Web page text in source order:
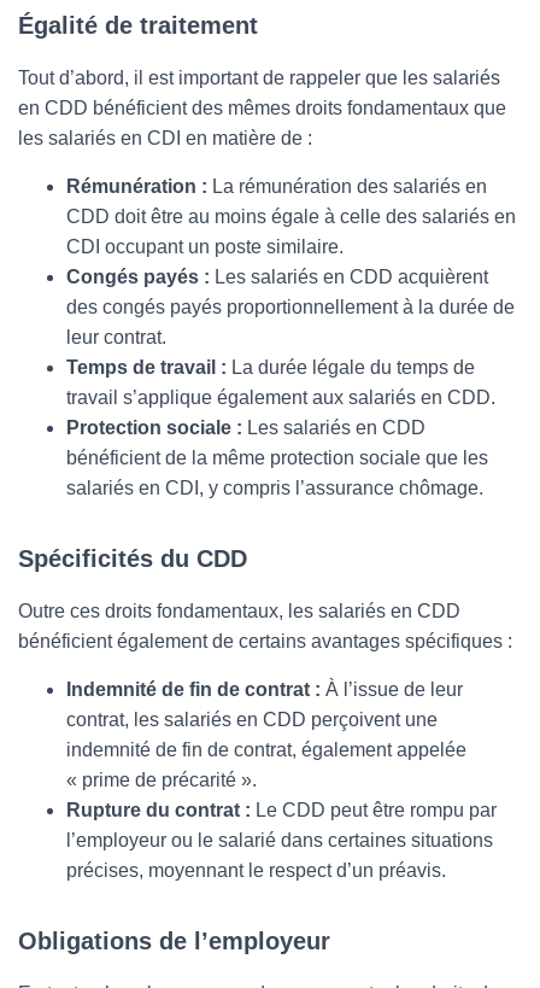
Égalité de traitement
Tout d’abord, il est important de rappeler que les salariés
en CDD bénéficient des mêmes droits fondamentaux que
les salariés en CDI en matière de :
Rémunération : La rémunération des salariés en
CDD doit être au moins égale à celle des salariés en
CDI occupant un poste similaire.
Congés payés : Les salariés en CDD acquièrent
des congés payés proportionnellement à la durée de
leur contrat.
Temps de travail : La durée légale du temps de
travail s’applique également aux salariés en CDD.
Protection sociale : Les salariés en CDD
bénéficient de la même protection sociale que les
salariés en CDI, y compris l’assurance chômage.
Spécificités du CDD
Outre ces droits fondamentaux, les salariés en CDD
bénéficient également de certains avantages spécifiques :
Indemnité de fin de contrat : À l’issue de leur
contrat, les salariés en CDD perçoivent une
indemnité de fin de contrat, également appelée
« prime de précarité ».
Rupture du contrat : Le CDD peut être rompu par
l’employeur ou le salarié dans certaines situations
précises, moyennant le respect d’un préavis.
Obligations de l’employeur